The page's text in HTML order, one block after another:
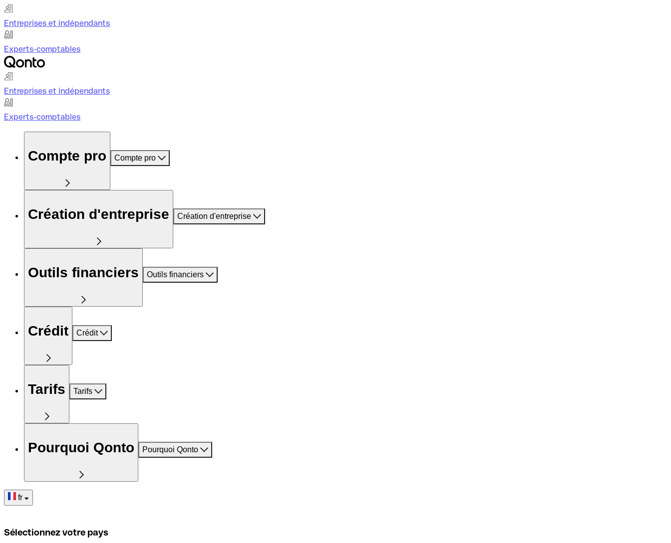
Entreprises et indépendants
Experts-comptables
Entreprises et indépendants
Experts-comptables
Compte pro Compte pro
Création d'entreprise Création d'entreprise
Outils financiers Outils financiers
Crédit Crédit
Tarifs Tarifs
Pourquoi Qonto Pourquoi Qonto
fr
Sélectionnez votre pays